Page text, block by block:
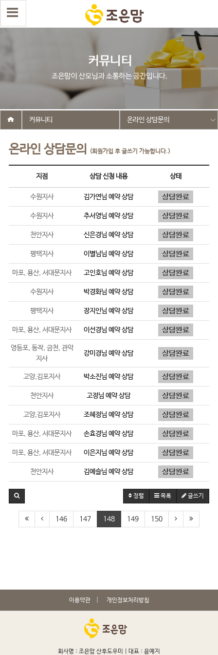
온라인 상담문의 (회원가입 후 글쓰기 가능합니다.)
커뮤니티 온라인 상담문의
지점 상담 신청 내용 상태
수원지사 김가연님 예약 상담
수원지사 추서영님 예약 상담
천안지사 신은경님 예약 상담
평택지사 이별님님 예약 상담
마포, 용산, 서대문지사 고인호님 예약 상담
수원지사 박경화님 예약 상담
평택지사 장지인님 예약 상담
마포, 용산, 서대문지사 이선경님 예약 상담
영등포, 동작, 금천, 관악
지사
강미경님 예약 상담
고양,김포지사 박소진님 예약 상담
천안지사 고정님 예약 상담
고양,김포지사 조혜정님 예약 상담
마포, 용산, 서대문지사 손효경님 예약 상담
마포, 용산, 서대문지사 이은지 님 예약 상담
천안지사 김예슬님 예약 상담
정렬 목록 글쓰기
146 147 148 149 150
이용약관 개인정보처리방침
회사명 : 조은맘 산후도우미 | 대표 : 윤예지